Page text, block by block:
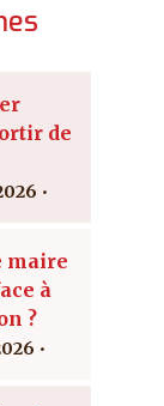
de
maire
à
?